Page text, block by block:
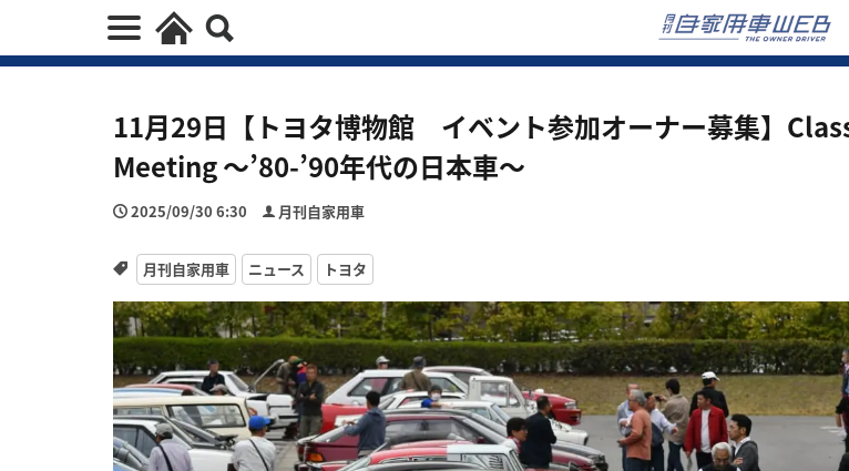
11月29日【トヨタ博物館 イベント参加オーナー募集】
Meeting ～’80-’90年代の日本車～
2025/09/30 6:30 月刊自家用車
月刊自家用車 ニュース トヨタ